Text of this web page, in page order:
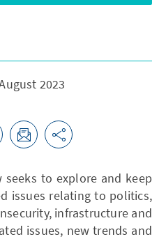
2023
seeks to explore and keep
issues relating to politics,
infrastructure and
issues, new trends and